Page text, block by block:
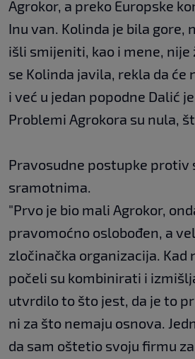
Agrokor, a preko Europske
Inu van. Kolinda je bila gore,
išli smijeniti, kao i mene, nije
se Kolinda javila, rekla da
i već u jedan popodne Dalić
Problemi Agrokora su nula,
Pravosudne postupke protiv
sramotnima.
"Prvo je bio mali Agrokor,
pravomoćno oslobođen, a
zločinačka organizacija. Kad
počeli su kombinirati i
utvrdilo to što jest, da je to
ni za što nemaju osnova.
da sam oštetio svoju firmu